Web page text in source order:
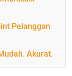
Pelanggan
Akurat.